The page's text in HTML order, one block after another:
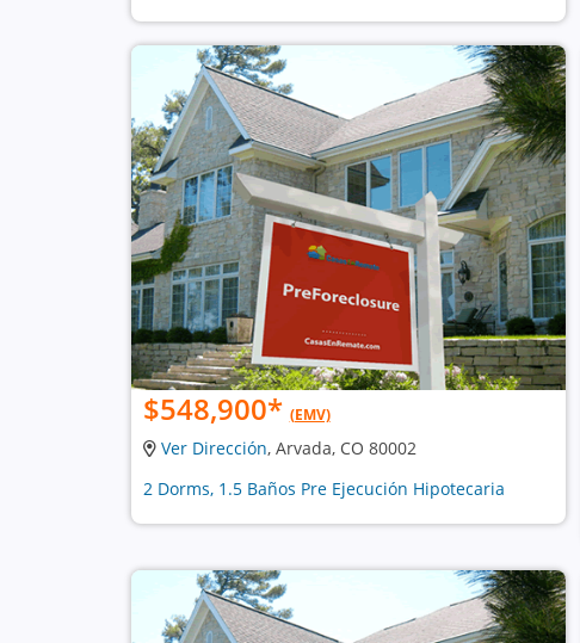
$548,900* (EMV)
Ver Dirección, Arvada, CO 80002
2 Dorms, 1.5 Baños Pre Ejecución Hipotecaria